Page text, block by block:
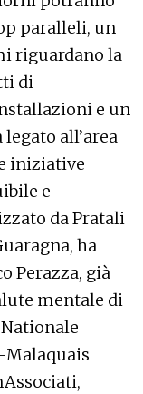
paralleli, un
riguardano la
di
e un
all’area
iniziative
e
da Pratali
ha
Perazza, già
mentale di
Malaquais